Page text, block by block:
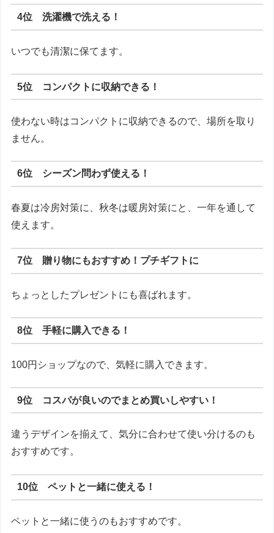
4位 洗濯機で洗える！
いつでも清潔に保てます。
5位 コンパクトに収納できる！
使わない時はコンパクトに収納できるので、場所を取り
ません。
6位 シーズン問わず使える！
春夏は冷房対策に、秋冬は暖房対策にと、一年を通して
使えます。
7位 贈り物にもおすすめ！プチギフトに
ちょっとしたプレゼントにも喜ばれます。
8位 手軽に購入できる！
100円ショップなので、気軽に購入できます。
9位 コスパが良いのでまとめ買いしやすい！
違うデザインを揃えて、気分に合わせて使い分けるのも
おすすめです。
10位 ペットと一緒に使える！
ペットと一緒に使うのもおすすめです。